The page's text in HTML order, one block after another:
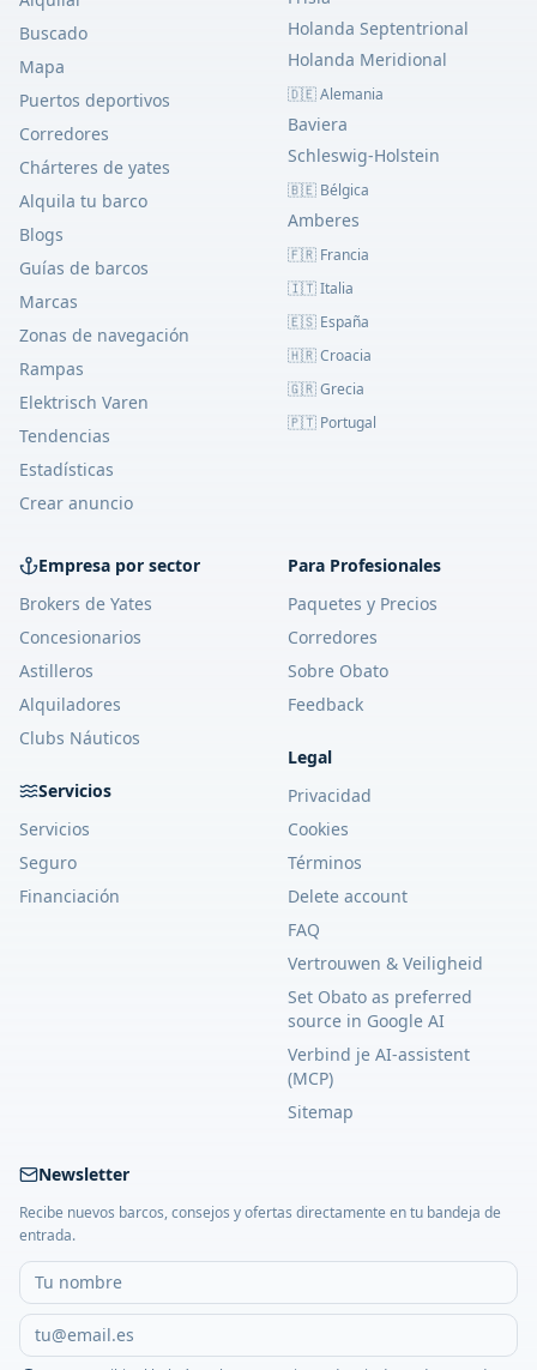
Buscado
Mapa
Puertos deportivos
Corredores
Chárteres de yates
Alquila tu barco
Blogs
Guías de barcos
Marcas
Zonas de navegación
Rampas
Elektrisch Varen
Tendencias
Estadísticas
Crear anuncio
Holanda Septentrional
Holanda Meridional
🇩🇪 Alemania
Baviera
Schleswig-Holstein
🇧🇪 Bélgica
Amberes
🇫🇷 Francia
🇮🇹 Italia
🇪🇸 España
🇭🇷 Croacia
🇬🇷 Grecia
🇵🇹 Portugal
Empresa por sector
Brokers de Yates
Concesionarios
Astilleros
Alquiladores
Clubs Náuticos
Servicios
Servicios
Seguro
Financiación
Para Profesionales
Paquetes y Precios
Corredores
Sobre Obato
Feedback
Legal
Privacidad
Cookies
Términos
Delete account
FAQ
Vertrouwen & Veiligheid
Set Obato as preferred
source in Google AI
Verbind je AI-assistent
(MCP)
Sitemap
Newsletter
Recibe nuevos barcos, consejos y ofertas directamente en tu bandeja de
entrada.